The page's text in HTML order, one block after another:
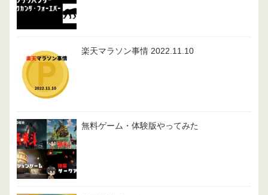
楽天マラソン事情 2022.11.10
無料ゲーム・体験版やってみた